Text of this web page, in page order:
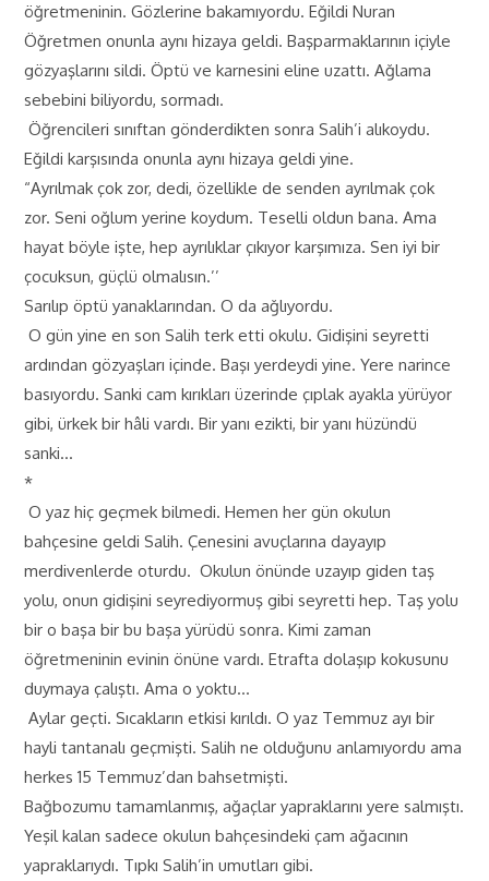
öğretmeninin. Gözlerine bakamıyordu. Eğildi Nuran
Öğretmen onunla aynı hizaya geldi. Başparmaklarının içiyle
gözyaşlarını sildi. Öptü ve karnesini eline uzattı. Ağlama
sebebini biliyordu, sormadı.
Öğrencileri sınıftan gönderdikten sonra Salih’i alıkoydu.
Eğildi karşısında onunla aynı hizaya geldi yine.
“Ayrılmak çok zor, dedi, özellikle de senden ayrılmak çok
zor. Seni oğlum yerine koydum. Teselli oldun bana. Ama
hayat böyle işte, hep ayrılıklar çıkıyor karşımıza. Sen iyi bir
çocuksun, güçlü olmalısın.’’
Sarılıp öptü yanaklarından. O da ağlıyordu.
O gün yine en son Salih terk etti okulu. Gidişini seyretti
ardından gözyaşları içinde. Başı yerdeydi yine. Yere narince
basıyordu. Sanki cam kırıkları üzerinde çıplak ayakla yürüyor
gibi, ürkek bir hâli vardı. Bir yanı ezikti, bir yanı hüzündü
sanki…
*
O yaz hiç geçmek bilmedi. Hemen her gün okulun
bahçesine geldi Salih. Çenesini avuçlarına dayayıp
merdivenlerde oturdu. Okulun önünde uzayıp giden taş
yolu, onun gidişini seyrediyormuş gibi seyretti hep. Taş yolu
bir o başa bir bu başa yürüdü sonra. Kimi zaman
öğretmeninin evinin önüne vardı. Etrafta dolaşıp kokusunu
duymaya çalıştı. Ama o yoktu…
Aylar geçti. Sıcakların etkisi kırıldı. O yaz Temmuz ayı bir
hayli tantanalı geçmişti. Salih ne olduğunu anlamıyordu ama
herkes 15 Temmuz’dan bahsetmişti.
Bağbozumu tamamlanmış, ağaçlar yapraklarını yere salmıştı.
Yeşil kalan sadece okulun bahçesindeki çam ağacının
yapraklarıydı. Tıpkı Salih’in umutları gibi.